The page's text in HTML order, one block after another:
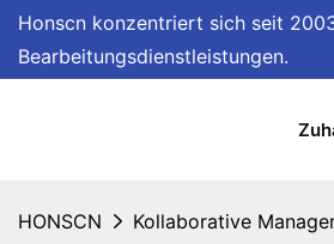
Honscn konzentriert sich seit
Bearbeitungsdienstleistungen.
HONSCN Kollaborative